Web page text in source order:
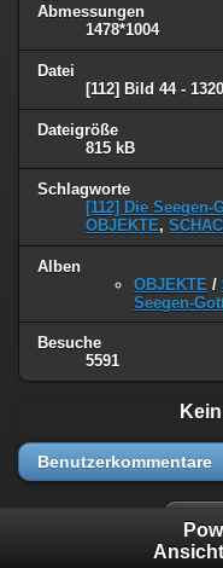
Abmessungen
1478*1004
Datei
[112] Bild 44 -
Dateigröße
815 kB
Schlagworte
[112] Die Seegen-
OBJEKTE,
Alben
OBJEKTE /
Seegen-
Besuche
5591
Benutzerkommentare